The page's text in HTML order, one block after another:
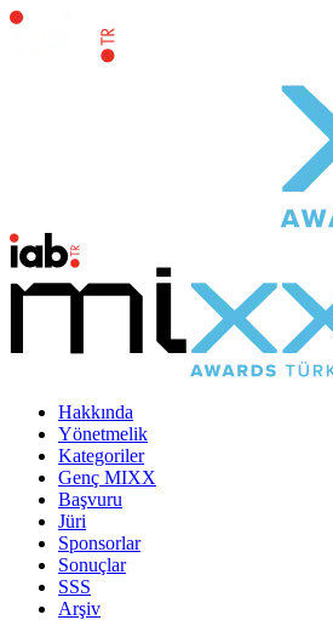
Hakkında
Yönetmelik
Kategoriler
Genç MIXX
Başvuru
Jüri
Sponsorlar
Sonuçlar
SSS
Arşiv